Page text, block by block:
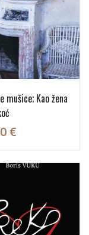
mušice; Kao žena
€